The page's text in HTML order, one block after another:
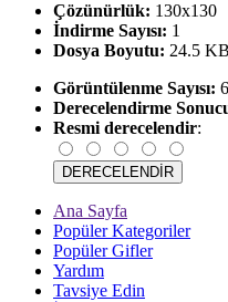
Çözünürlük: 130x130
İndirme Sayısı: 1
Dosya Boyutu: 24.5 KB
Görüntülenme Sayısı:
Derecelendirme
Resmi derecelendir:
Ana Sayfa
Popüler Kategoriler
Popüler Gifler
Yardım
Tavsiye Edin